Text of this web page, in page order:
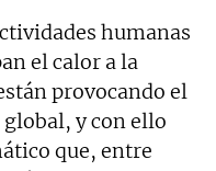
humanas
el calor a la
provocando el
y con ello
que, entre